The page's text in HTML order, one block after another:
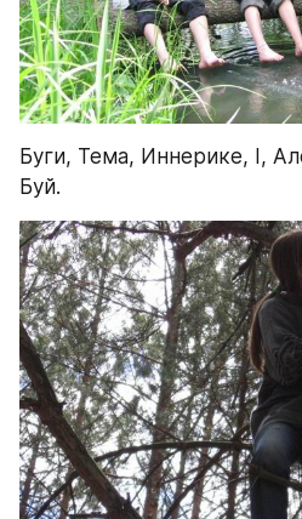
Буги, Тема, Иннерике, I,
Буй.